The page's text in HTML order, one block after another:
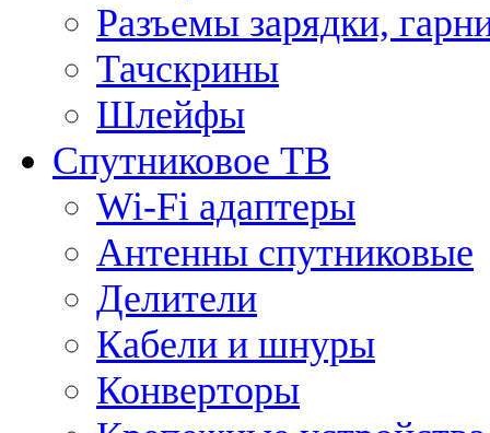
Разъемы зарядки,
Тачскрины
Шлейфы
Спутниковое ТВ
Wi-Fi адаптеры
Антенны спутниковые
Делители
Кабели и шнуры
Конверторы